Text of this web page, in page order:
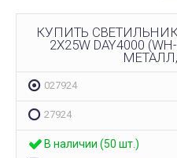
КУПИТЬ СВЕТИЛЬНИК
2X25W DAY4000
027924
27924
В наличии (50 шт.)